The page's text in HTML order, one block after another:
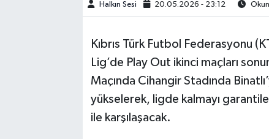
Halkın Sesi 20.05.2026 - 23:12
Kıbrıs Türk Futbol Federasyonu
Lig’de Play Out ikinci maçları
Maçında Cihangir Stadında
yükselerek, ligde kalmayı
ile karşılaşacak.